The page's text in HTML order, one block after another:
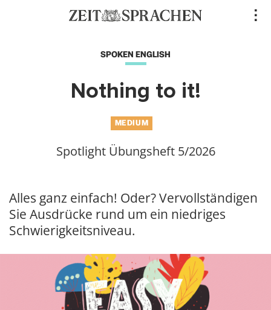
SPOKEN ENGLISH
Nothing to it!
MEDIUM
Spotlight Übungsheft 5/2026
Alles ganz einfach! Oder? Vervollständigen
Sie Ausdrücke rund um ein niedriges
Schwierigkeitsniveau.